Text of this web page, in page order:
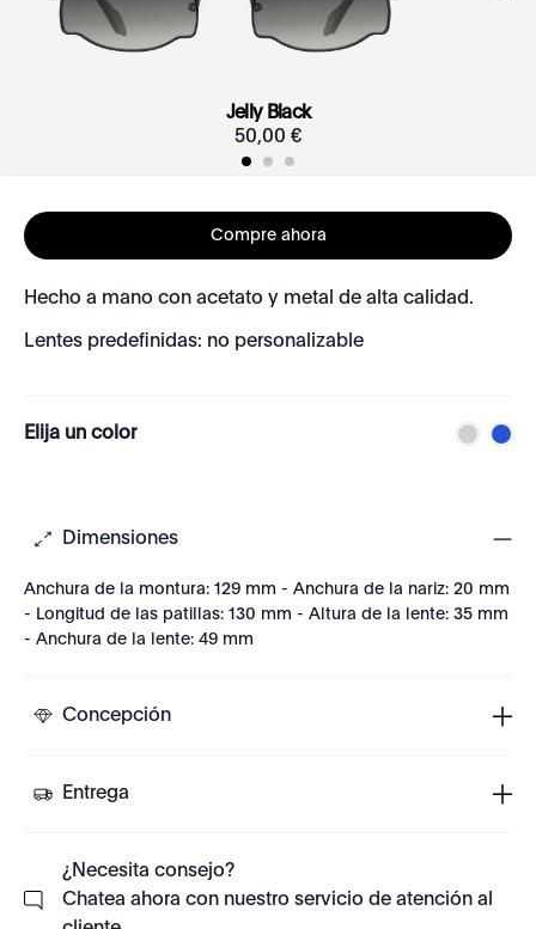
Jelly Black
50,00 €
Compre ahora
Hecho a mano con acetato y metal de alta calidad.
Lentes predefinidas: no personalizable
Elija un color
Dimensiones
Anchura de la montura: 129 mm - Anchura de la nariz: 20 mm
- Longitud de las patillas: 130 mm - Altura de la lente: 35 mm
- Anchura de la lente: 49 mm
Concepción
Entrega
¿Necesita consejo?
Chatea ahora con nuestro servicio de atención al